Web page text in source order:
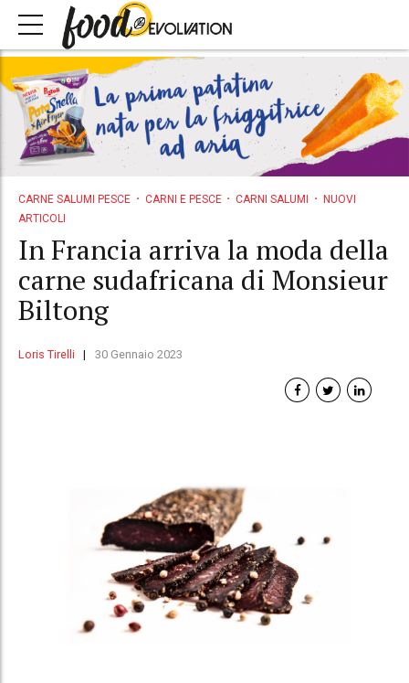
CARNE SALUMI PESCE CARNI E PESCE CARNI SALUMI
NUOVI
ARTICOLI
In Francia arriva la moda della
carne sudafricana di Monsieur
Biltong
Loris Tirelli 30 Gennaio 2023